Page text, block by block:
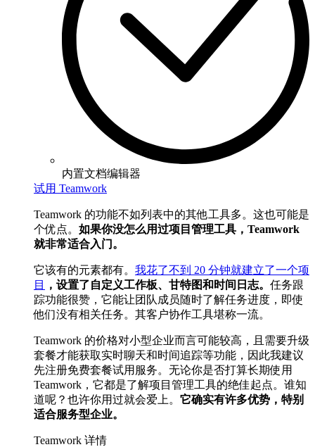
内置文档编辑器
试用 Teamwork
Teamwork 的功能不如列表中的其他工具多。这也可能是
个优点。 如果你没怎么用过项目管理工具，Teamwork
就非常适合入门。
它该有的元素都有。 我花了不到 20 分钟就建立了一个项
目
，设置了自定义工作板、甘特图和时间日志。 任务跟
踪功能很赞，它能让团队成员随时了解任务进度，即使
他们没有相关任务。其客户协作工具堪称一流。
Teamwork 的价格对小型企业而言可能较高，且需要升级
套餐才能获取实时聊天和时间追踪等功能，因此我建议
先注册免费套餐试用服务。无论你是否打算长期使用
Teamwork，它都是了解项目管理工具的绝佳起点。谁知
道呢？也许你用过就会爱上。 它确实有许多优势，特别
适合服务型企业。
Teamwork 详情